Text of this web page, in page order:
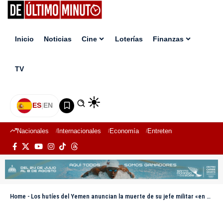
Inicio Noticias Cine Loterías Finanzas
TV
ES|EN
Nacionales Internacionales Economía Entretenimiento
Home - Los hutíes del Yemen anuncian la muerte de su jefe militar «en batalla» contra Israel